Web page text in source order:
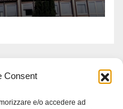
Consent
e/o accedere ad